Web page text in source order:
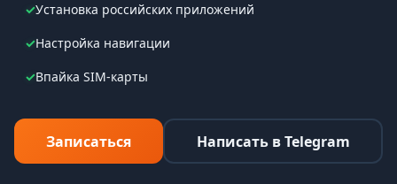
✓Установка российских приложений
✓Настройка навигации
✓Впайка SIM-карты
Записаться Написать в Telegram